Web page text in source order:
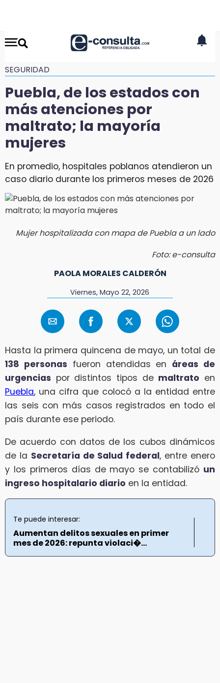
SEGURIDAD
Puebla, de los estados con
más atenciones por
maltrato; la mayoría
mujeres
En promedio, hospitales poblanos atendieron un
caso diario durante los primeros meses de 2026
Mujer hospitalizada con mapa de Puebla a un lado
Foto: e-consulta
PAOLA MORALES CALDERÓN
Viernes, Mayo 22, 2026
Hasta la primera quincena de mayo, un total de
138 personas fueron atendidas en áreas de
urgencias por distintos tipos de maltrato en
Puebla, una cifra que colocó a la entidad entre
las seis con más casos registrados en todo el
país durante ese periodo.
De acuerdo con datos de los cubos dinámicos
de la Secretaría de Salud federal, entre enero
y los primeros días de mayo se contabilizó un
ingreso hospitalario diario en la entidad.
Te puede interesar:
Aumentan delitos sexuales en primer
mes de 2026: repunta violaci�...